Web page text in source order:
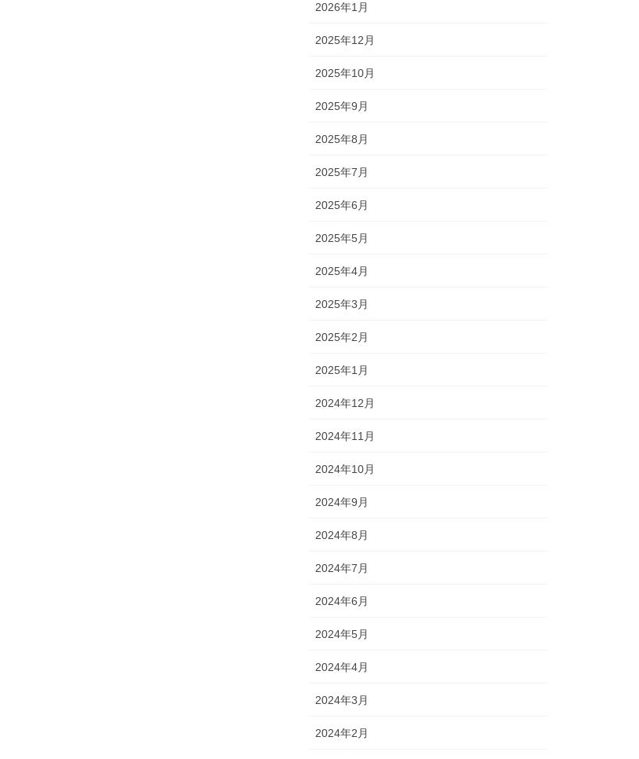
2026年1月
2025年12月
2025年10月
2025年9月
2025年8月
2025年7月
2025年6月
2025年5月
2025年4月
2025年3月
2025年2月
2025年1月
2024年12月
2024年11月
2024年10月
2024年9月
2024年8月
2024年7月
2024年6月
2024年5月
2024年4月
2024年3月
2024年2月